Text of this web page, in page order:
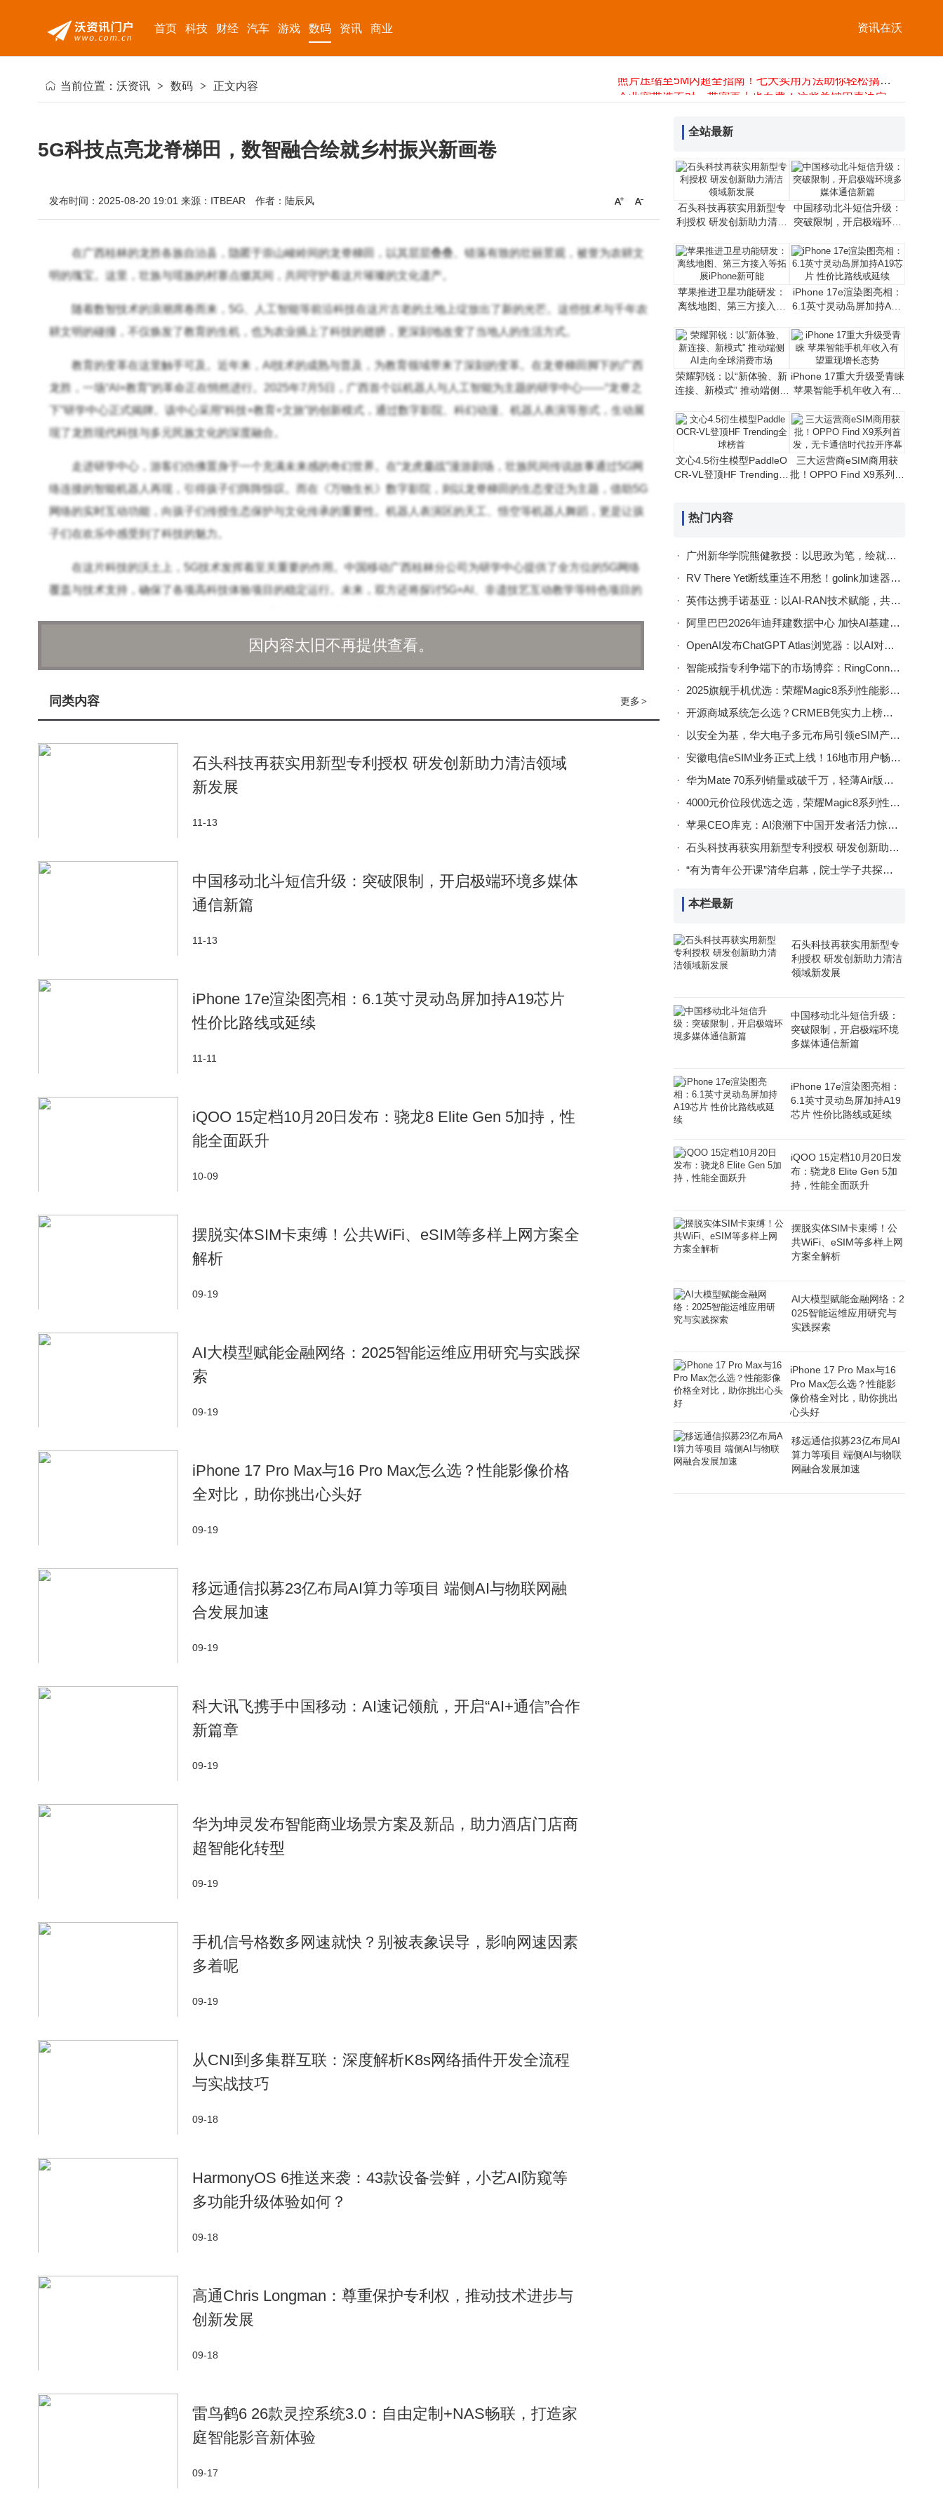
资讯在沃
首页 科技 财经 汽车 游戏 数码 资讯 商业
性能怪兽登场！一加15携400万跑分+7300mAh大电池，3499元开启真旗舰新体验
企业宽带选不对，带宽再大也白费！这些关键因素决定实际网速
荣旭传媒技术破局：以专业方案化解直播痛点，成就高性价比之选
当前位置： 沃资讯 > 数码 > 正文内容
5G科技点亮龙脊梯田，数智融合绘就乡村振兴新画卷
发布时间：2025-08-20 19:01 来源：ITBEAR 作者：陆辰风
在广西桂林的龙胜各族自治县，隐匿于崇山峻岭间的龙脊梯田，以其层层叠叠、错落有致的壮丽景观，被誉为农耕文
明的瑰宝。这里，壮族与瑶族的村寨点缀其间，共同守护着这片璀璨的文化遗产。
随着数智技术的浪潮席卷而来，5G、人工智能等前沿科技在这片古老的土地上绽放出了新的光芒。这些技术与千年农
耕文明的碰撞，不仅焕发了教育的生机，也为农业插上了科技的翅膀，更深刻地改变了当地人的生活方式。
教育的变革在这里触手可及。近年来，AI技术的成熟与普及，为教育领域带来了深刻的变革。在龙脊梯田脚下的广西
龙胜，一场“AI+教育”的革命正在悄然进行。2025年7月5日，广西首个以机器人与人工智能为主题的研学中心——“龙脊之
下”研学中心正式揭牌。该中心采用“科技+教育+文旅”的创新模式，通过数字影院、科幻动漫、机器人表演等形式，生动展
现了龙胜现代科技与多元民族文化的深度融合。
走进研学中心，游客们仿佛置身于一个充满未来感的奇幻世界。在“龙虎鏖战”漫游剧场，壮族民间传说故事通过5G网
络连接的智能机器人再现，引得孩子们阵阵惊叹。而在《万物生长》数字影院，则以龙脊梯田的生态变迁为主题，借助5G
网络的实时互动功能，向孩子们传授生态保护与文化传承的重要性。机器人表演区的天工、悟空等机器人舞蹈，更是让孩
子们在欢乐中感受到了科技的魅力。
在这片科技的沃土上，5G技术发挥着至关重要的作用。中国移动广西桂林分公司为研学中心提供了全方位的5G网络
覆盖与技术支持，确保了各项高科技体验项目的稳定运行。未来，双方还将探讨5G+AI、非遗技艺互动教学等特色项目的
数智技术不仅改变了教育，也为龙胜的农业发展注入了新的活力。百香果作为当地的重要支柱产业，曾因地理位置偏
远、信息闭塞而面临销售困境。然而，在中国移动广西桂林分公司的助力下，5G、物联网和大数据等技术被广泛应用于百
在销售端，中国移动还通过小程序提供市场价格的实时更新，帮助村民们更好地把握销售时机。同时，各大果园也开
启了“线下体验+线上直播”的模式，让高山百香果走出了深山。在中国移动的5G直播间里，网友们可以实时观看果园的生
源开发的热土。然而，过去因地处深山、通信不畅而制约了发展。在中国移动的持续投入下，大寨村实现了从移动信号到
游客前来体验。中国移动打造的“5G+智慧旅游”工程更是覆盖了景区内的主要观景台、民宿和非遗工坊，通过实时传输的
方式让更多人了解了龙脊梯田和瑶族歌舞等非遗技艺。
因内容太旧不再提供查看。
更多 >
同类内容
石头科技再获实用新型专利授权 研发创新助力清洁领域
新发展
11-13
中国移动北斗短信升级：突破限制，开启极端环境多媒体
通信新篇
11-13
iPhone 17e渲染图亮相：6.1英寸灵动岛屏加持A19芯片
性价比路线或延续
11-11
iQOO 15定档10月20日发布：骁龙8 Elite Gen 5加持，性
能全面跃升
10-09
摆脱实体SIM卡束缚！公共WiFi、eSIM等多样上网方案全
解析
09-19
AI大模型赋能金融网络：2025智能运维应用研究与实践探
索
09-19
iPhone 17 Pro Max与16 Pro Max怎么选？性能影像价格
全对比，助你挑出心头好
09-19
移远通信拟募23亿布局AI算力等项目 端侧AI与物联网融
合发展加速
09-19
科大讯飞携手中国移动：AI速记领航，开启“AI+通信”合作
新篇章
09-19
华为坤灵发布智能商业场景方案及新品，助力酒店门店商
超智能化转型
09-19
手机信号格数多网速就快？别被表象误导，影响网速因素
多着呢
09-19
从CNI到多集群互联：深度解析K8s网络插件开发全流程
与实战技巧
09-18
HarmonyOS 6推送来袭：43款设备尝鲜，小艺AI防窥等
多功能升级体验如何？
09-18
高通Chris Longman：尊重保护专利权，推动技术进步与
创新发展
09-18
雷鸟鹤6 26款灵控系统3.0：自由定制+NAS畅联，打造家
庭智能影音新体验
09-17
全站最新
石头科技再获实用新型专
利授权 研发创新助力清洁
中国移动北斗短信升级：
突破限制，开启极端环境
苹果推进卫星功能研发：
离线地图、第三方接入等
iPhone 17e渲染图亮相：
6.1英寸灵动岛屏加持A19
荣耀郭锐：以“新体验、新
连接、新模式” 推动端侧AI
iPhone 17重大升级受青睐
苹果智能手机年收入有望
文心4.5衍生模型PaddleO
CR-VL登顶HF Trending全
三大运营商eSIM商用获
批！OPPO Find X9系列首
热门内容
广州新华学院熊健教授：以思政为笔，绘就数据科学育人新画卷
RV There Yet断线重连不用愁！golink加速器助力稳定畅玩房车越野
英伟达携手诺基亚：以AI-RAN技术赋能，共筑6G通信新未来
阿里巴巴2026年迪拜建数据中心 加快AI基建布局赋能中东数字经济
OpenAI发布ChatGPT Atlas浏览器：以AI对话重塑网络浏览新体验
智能戒指专利争端下的市场博弈：RingConn突围，Oura领航未来走向
2025旗舰手机优选：荣耀Magic8系列性能影像双优成新标杆
开源商城系统怎么选？CRMEB凭实力上榜，助力企业高效经营！
以安全为基，华大电子多元布局引领eSIM产业迈向新高度
安徽电信eSIM业务正式上线！16地市用户畅享“无卡”便捷通信新体验
华为Mate 70系列销量或破千万，轻薄Air版备案亮相，高端矩阵再扩容
4000元价位段优选之选，荣耀Magic8系列性能影像AI全拉满
苹果CEO库克：AI浪潮下中国开发者活力惊人，积极拥抱技术变革
石头科技再获实用新型专利授权 研发创新助力清洁领域新发展
“有为青年公开课”清华启幕，院士学子共探智能共生新未来
本栏最新
石头科技再获实用新型专
利授权 研发创新助力清洁
领域新发展
中国移动北斗短信升级：
突破限制，开启极端环境
多媒体通信新篇
iPhone 17e渲染图亮相：
6.1英寸灵动岛屏加持A19
芯片 性价比路线或延续
iQOO 15定档10月20日发
布：骁龙8 Elite Gen 5加
持，性能全面跃升
摆脱实体SIM卡束缚！公
共WiFi、eSIM等多样上网
方案全解析
AI大模型赋能金融网络：2
025智能运维应用研究与
实践探索
iPhone 17 Pro Max与16
Pro Max怎么选？性能影
像价格全对比，助你挑出
心头好
移远通信拟募23亿布局AI
算力等项目 端侧AI与物联
网融合发展加速